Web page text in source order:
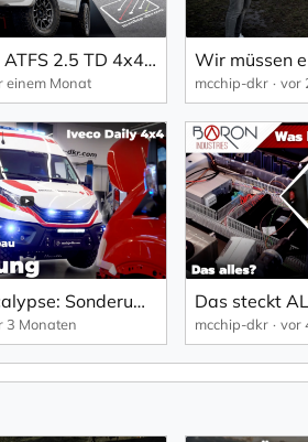
Isuzu D-Max ATFS 2.5 TD 4x4 | Stage 1 | 80-140 km/h | mcchip-dkr
einem Monat mcchip-dkr vor
Project Apocalypse: Sonderumbau Iveco Daily | Baron Industries | mcchip-dkr
3 Monaten mcchip-dkr vor